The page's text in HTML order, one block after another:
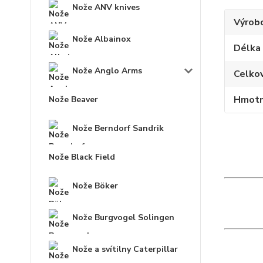
Nože ANV knives
Nože Albainox
Nože Anglo Arms
Nože Beaver
Nože Berndorf Sandrik
Nože Black Field
Nože Böker
Nože Burgvogel Solingen
Nože a svítilny Caterpillar